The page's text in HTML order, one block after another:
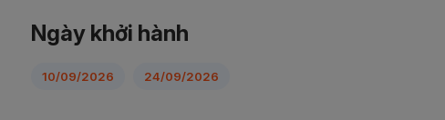
Ngày khởi hành
10/09/2026 24/09/2026